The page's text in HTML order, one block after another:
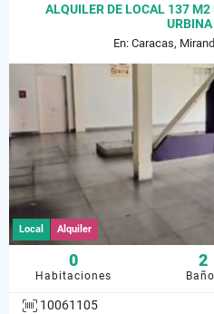
ALQUILER DE LOCAL 137 M2
En: Caracas,
Local Alquiler
0
Habitaciones
2
10061105